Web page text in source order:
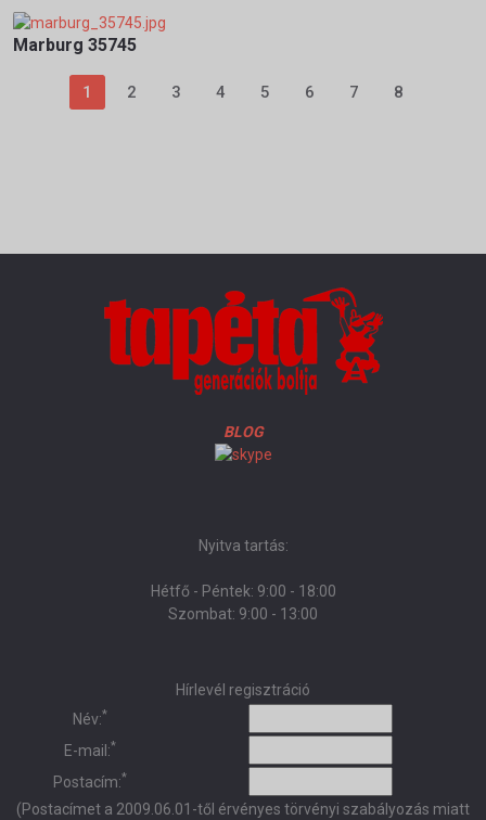
Marburg 35745
1 2 3 4 5 6 7 8
BLOG
Nyitva tartás:
Hétfő - Péntek: 9:00 - 18:00
Szombat: 9:00 - 13:00
Hírlevél regisztráció
Név:*
E-mail:*
Postacím:*
(Postacímet a 2009.06.01-től érvényes törvényi szabályozás miatt